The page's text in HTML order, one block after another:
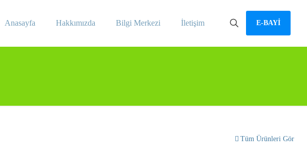
Anasayfa Hakkımızda Bilgi Merkezi İletişim E-BAYİ
Tüm Ürünleri Gör